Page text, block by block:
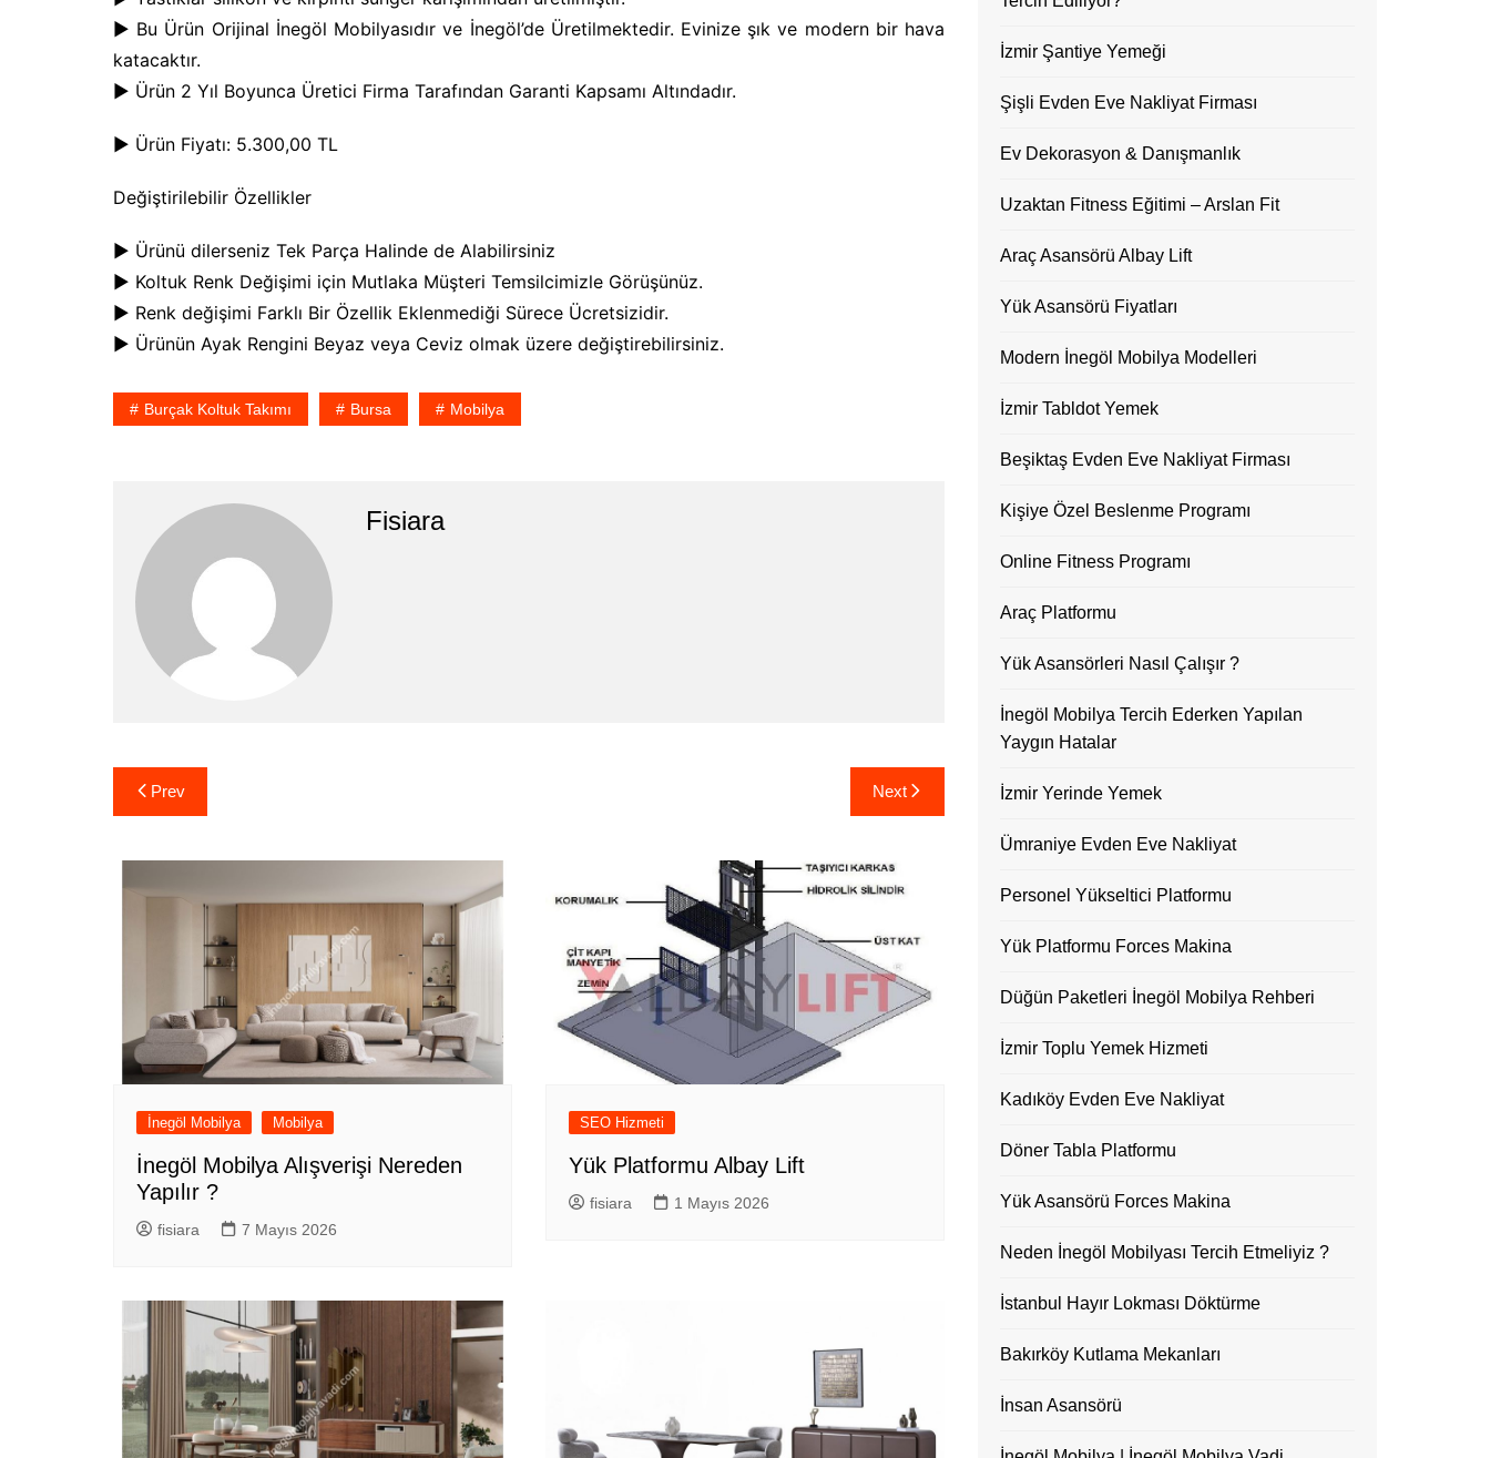
► Bu Ürün Orijinal İnegöl Mobilyasıdır ve İnegöl’de Üretilmektedir. Evinize şık ve modern bir hava
katacaktır.
► Ürün 2 Yıl Boyunca Üretici Firma Tarafından Garanti Kapsamı Altındadır.
► Ürün Fiyatı: 5.300,00 TL
Değiştirilebilir Özellikler
► Ürünü dilerseniz Tek Parça Halinde de Alabilirsiniz
► Koltuk Renk Değişimi için Mutlaka Müşteri Temsilcimizle Görüşünüz.
► Renk değişimi Farklı Bir Özellik Eklenmediği Sürece Ücretsizidir.
► Ürünün Ayak Rengini Beyaz veya Ceviz olmak üzere değiştirebilirsiniz.
Burçak Koltuk Takımı Bursa Mobilya
Fisiara
Yazı
gezinmesi
Prev Next
İnegöl Mobilya Mobilya
İnegöl Mobilya Alışverişi Nereden
Yapılır ?
fisiara 7 Mayıs 2026
SEO Hizmeti
Yük Platformu Albay Lift
fisiara 1 Mayıs 2026
İzmir Şantiye Yemeği
Şişli Evden Eve Nakliyat Firması
Ev Dekorasyon & Danışmanlık
Uzaktan Fitness Eğitimi – Arslan Fit
Araç Asansörü Albay Lift
Yük Asansörü Fiyatları
Modern İnegöl Mobilya Modelleri
İzmir Tabldot Yemek
Beşiktaş Evden Eve Nakliyat Firması
Kişiye Özel Beslenme Programı
Online Fitness Programı
Araç Platformu
Yük Asansörleri Nasıl Çalışır ?
İnegöl Mobilya Tercih Ederken Yapılan
Yaygın Hatalar
İzmir Yerinde Yemek
Ümraniye Evden Eve Nakliyat
Personel Yükseltici Platformu
Yük Platformu Forces Makina
Düğün Paketleri İnegöl Mobilya Rehberi
İzmir Toplu Yemek Hizmeti
Kadıköy Evden Eve Nakliyat
Döner Tabla Platformu
Yük Asansörü Forces Makina
Neden İnegöl Mobilyası Tercih Etmeliyiz ?
İstanbul Hayır Lokması Döktürme
Bakırköy Kutlama Mekanları
İnsan Asansörü